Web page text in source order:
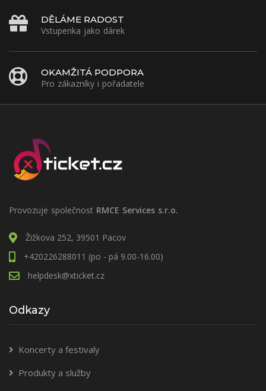
DĚLÁME RADOST
Vstupenka jako dárek
OKAMŽITÁ PODPORA
Pro zákazníky i pořadatele
Provozuje společnost RMCE Services s.r.o.
Žižkova 252, 39501 Pacov
+420226288011 (po - pá 9.00-16.00)
helpdesk@xticket.cz
Odkazy
Koncerty a festivaly
Produkty a služby